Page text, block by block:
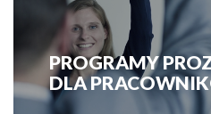
PROGRAMY
DLA